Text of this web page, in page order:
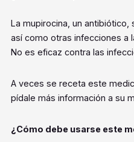
La mupirocina, un antibiótico,
así como otras infecciones a
No es eficaz contra las
A veces se receta este
pídale más información a su
¿Cómo debe usarse este